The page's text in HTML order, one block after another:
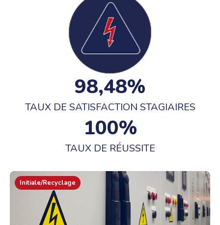
98,48%
TAUX DE SATISFACTION STAGIAIRES
100%
TAUX DE RÉUSSITE
Initiale/Recyclage